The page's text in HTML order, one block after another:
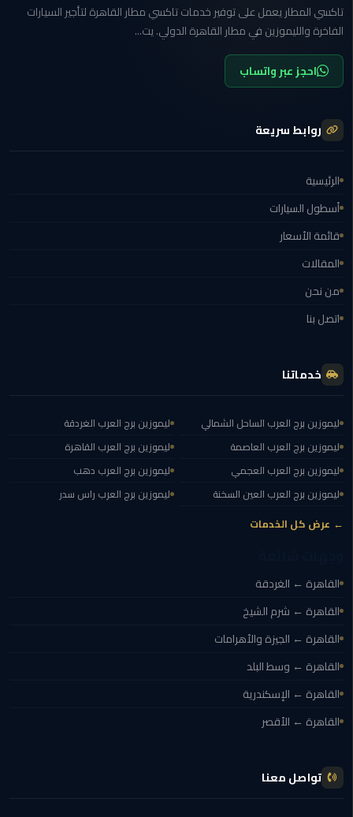
ليموزين
العين
السخنة
الغردقة
شرم
الشيخ
ليموزين
علم
اسكندرية
ليموزين
الساحل
خدمة
اهلا
مطار
القاهرة
ليموزين
مرسيدس
أسعار
توصيل
مطار
العرب
من
تاكسي المطار يعمل على توفير خدمات تاكسي مطار القاهرة لتأجير السيارات
الفاخرة والليموزين في مطار القاهرة الدولي. يت...
احجز عبر واتساب
روابط سريعة
الرئيسية
أسطول السيارات
قائمة الأسعار
المقالات
من نحن
اتصل بنا
خدماتنا
ليموزين برج العرب الساحل الشمالي
ليموزين برج العرب العاصمة
ليموزين برج العرب العجمي
ليموزين برج العرب العين السخنة
ليموزين برج العرب الغردقة
ليموزين برج العرب القاهرة
ليموزين برج العرب دهب
ليموزين برج العرب راس سدر
← عرض كل الخدمات
القاهرة ← الغردقة
القاهرة ← شرم الشيخ
القاهرة ← الجيزة والأهرامات
القاهرة ← وسط البلد
القاهرة ← الإسكندرية
القاهرة ← الأقصر
تواصل معنا